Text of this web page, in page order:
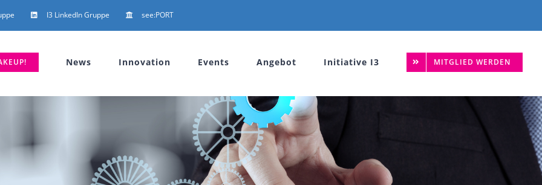
I3 LinkedIn Gruppe see:PORT
News Innovation Events Angebot Initiative I3 MITGLIED WERDEN